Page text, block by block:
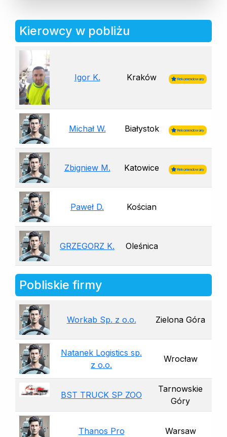
Kierowcy w pobliżu
Igor K. Kraków Rekomendowany
Michał W. Białystok Rekomendowany
Zbigniew M. Katowice Rekomendowany
Paweł D. Kościan
GRZEGORZ K. Oleśnica
Pobliskie firmy
Workab Sp. z o.o. Zielona Góra
Natanek Logistics sp.
z o.o.
Wrocław
BST TRUCK SP ZOO
Tarnowskie
Góry
Thanos Pro Warsaw